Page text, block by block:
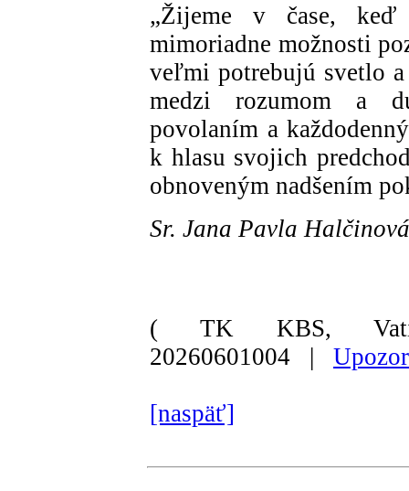
„Žijeme v čase,
mimoriadne možnosti
veľmi potrebujú svetlo
medzi rozumom a
povolaním a
k hlasu svojich
obnoveným nadšením
Sr. Jana Pavla
( TK KBS,
20260601004 |
[naspäť]